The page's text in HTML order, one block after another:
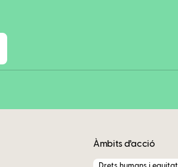
Àmbits d’acció